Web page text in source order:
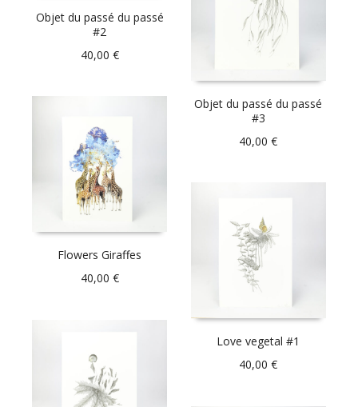
Objet du passé du passé
#2
40,00 €
Objet du passé du passé
#3
40,00€
Flowers Giraffes
40,00 €
Love vegetal #1
40,00€